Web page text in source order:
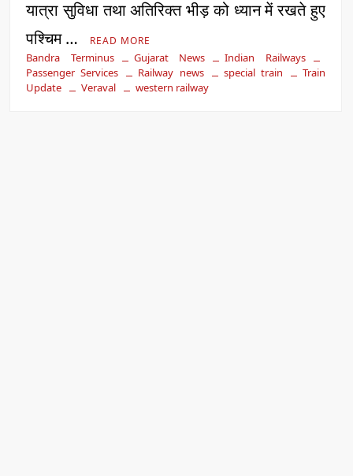
यात्रा सुविधा तथा अतिरिक्त भीड़ को ध्यान में रखते हुए
पश्चिम …
READ MORE
Bandra Terminus Gujarat News
Indian Railways
Passenger Services
Railway news special train
Train
Update
Veraval western railway